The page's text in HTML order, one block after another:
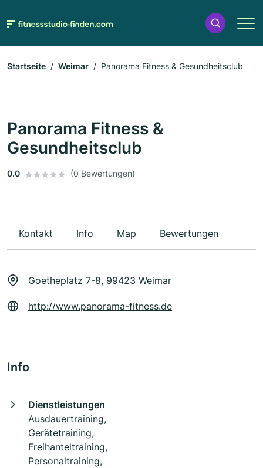
Startseite Weimar Panorama Fitness & Gesundheitsclub
Panorama Fitness &
Gesundheitsclub
0.0 (0 Bewertungen)
Kontakt Info Map Bewertungen
Goetheplatz 7-8, 99423 Weimar
http://www.panorama-fitness.de
Info
Dienstleistungen
Ausdauertraining,
Gerätetraining,
Freihanteltraining,
Personaltraining,